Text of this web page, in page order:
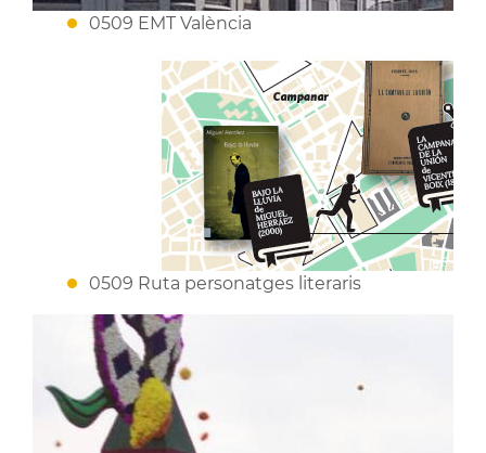
0509 EMT València
0509 Ruta personatges literaris